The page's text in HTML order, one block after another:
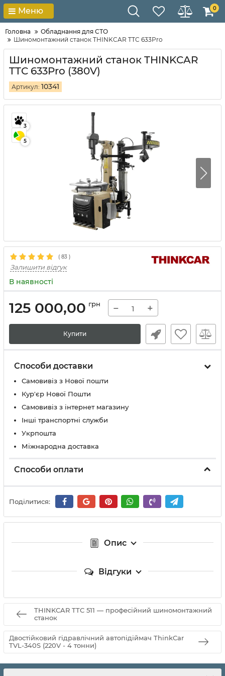
Меню 0
Головна
Обладнання для СТО
Шиномонтажний станок THINKCAR TTC 633Pro
Шиномонтажний станок THINKCAR
TTC 633Pro (380V)
Артикул: 10341
3
5
( 83 )
Залишити відгук
В наявності
125 000,00 грн − +
Купити
Способи доставки
Самовивіз з Нової пошти
Кур'єр Нової Пошти
Самовивіз з інтернет магазину
Інші транспортні служби
Укрпошта
Міжнародна доставка
Способи оплати
Поділитися:
Опис
Відгуки
THINKCAR TTC 511 — професійний шиномонтажний
станок
Двостійковий гідравлічний автопідіймач ThinkCar
TVL-340S (220V - 4 тонни)